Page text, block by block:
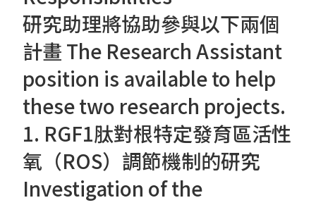
研究助理將協助參與以下兩個
計畫 The Research Assistant
position is available to help
these two research projects.
1. RGF1肽對根特定發育區活性
氧（ROS）調節機制的研究
Investigation of the